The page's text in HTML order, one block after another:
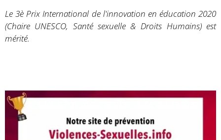
Le 3è Prix International de l'innovation en éducation 2020
(Chaire UNESCO, Santé sexuelle & Droits Humains) est
mérité.